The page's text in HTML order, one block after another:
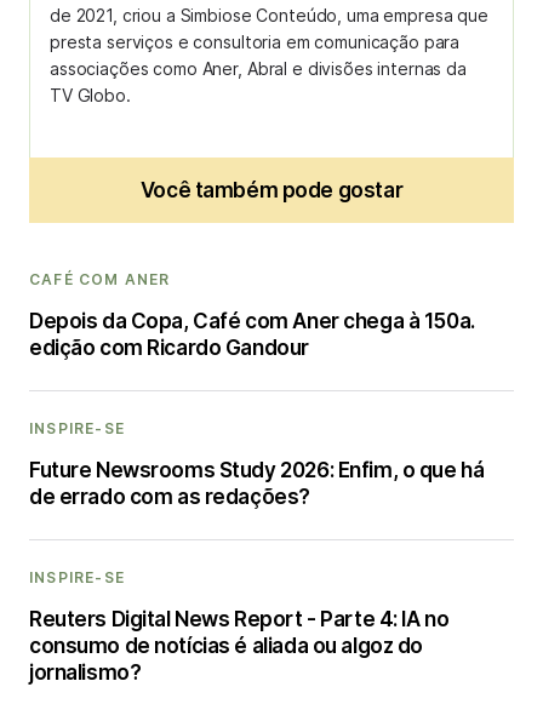
de 2021, criou a Simbiose Conteúdo, uma empresa que
presta serviços e consultoria em comunicação para
associações como Aner, Abral e divisões internas da
TV Globo.
Você também pode gostar
CAFÉ COM ANER
Depois da Copa, Café com Aner chega à 150a.
edição com Ricardo Gandour
INSPIRE-SE
Future Newsrooms Study 2026: Enfim, o que há
de errado com as redações?
INSPIRE-SE
Reuters Digital News Report - Parte 4: IA no
consumo de notícias é aliada ou algoz do
jornalismo?